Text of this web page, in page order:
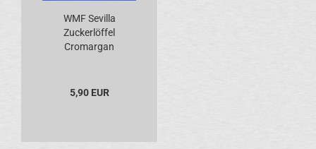
WMF Sevilla
Zuckerlöffel
Cromargan
5,90 EUR